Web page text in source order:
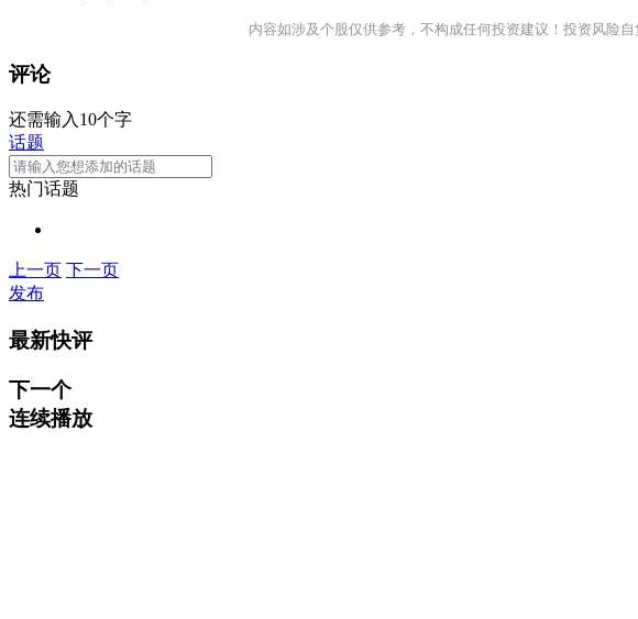
内容如涉及个股仅供参考，不构成任何投资建议！投资风险自
评论
还需输入10个字
话题
热门话题
上一页 下一页
发布
最新快评
下一个
连续播放